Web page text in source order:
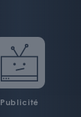
Publicité